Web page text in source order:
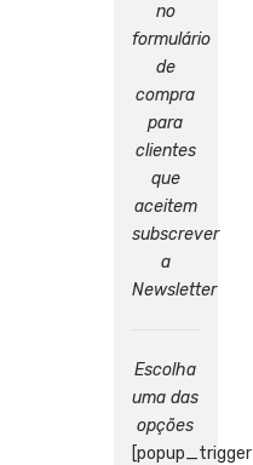
no
formulário
de
compra
para
clientes
que
aceitem
subscrever
a
Newsletter
Escolha
uma das
opções
[popup_trigger